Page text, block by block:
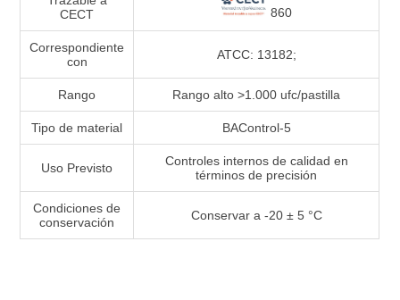
CECT
860
Correspondiente
con
ATCC: 13182;
Rango Rango alto >1.000 ufc/pastilla
Tipo de material BAControl-5
Uso Previsto
Controles internos de calidad en
términos de precisión
Condiciones de
conservación
Conservar a -20 ± 5 °C